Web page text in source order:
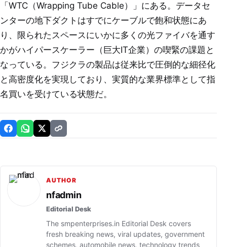
「WTC（Wrapping Tube Cable）」にある。データセ
ンターの地下ダクトはすでにケーブルで飽和状態にあ
り、限られたスペースにいかに多くの光ファイバを通す
かがハイパースケーラー（巨大IT企業）の喫緊の課題と
なっている。フジクラの製品は従来比で圧倒的な細径化
と高密度化を実現しており、実質的な業界標準として指
名買いを受けている状態だ。
AUTHOR
nfadmin
Editorial Desk
The smpenterprises.in Editorial Desk covers
fresh breaking news, viral updates, government
schemes, automobile news, technology trends